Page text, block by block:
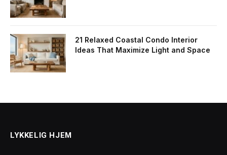
21 Relaxed Coastal Condo Interior
Ideas That Maximize Light and Space
LYKKELIG HJEM